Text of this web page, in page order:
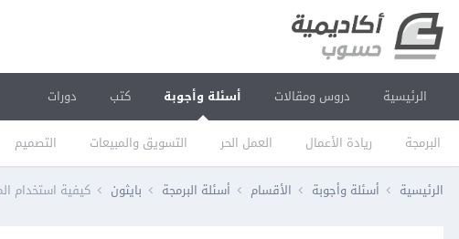
الرئيسية دروس ومقالات أسئلة وأجوبة
البرمجة ريادة الأعمال العمل الحر التسويق والمبيعات التصميم
كتب دورات
الرئيسية أسئلة وأجوبة الأقسام أسئلة البرمجة بايثون كيفية استخدام